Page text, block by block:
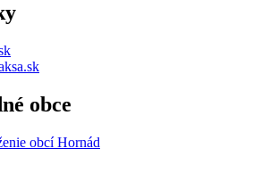
obce
obcí Hornád